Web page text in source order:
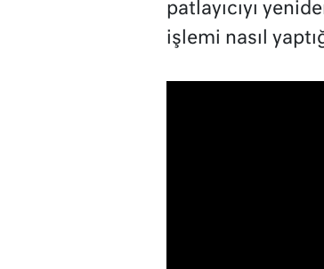
patlayıcıyı
işlemi nasıl